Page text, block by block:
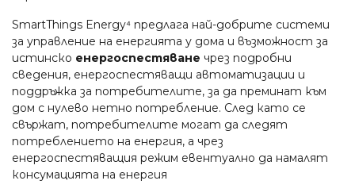
SmartThings Energy⁴ предлага най-добрите системи
за управление на енергията у дома и възможност за
истинско енергоспестяване чрез подробни
сведения, енергоспестяващи автоматизации и
поддръжка за потребителите, за да преминат към
дом с нулево нетно потребление. След като се
свържат, потребителите могат да следят
потреблението на енергия, а чрез
енергоспестяващия режим евентуално да намалят
консумацията на енергия